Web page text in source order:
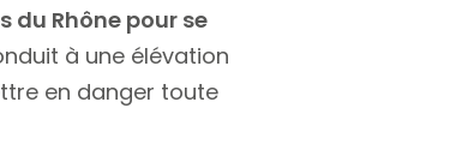
du Rhône pour se
à une élévation
en danger toute